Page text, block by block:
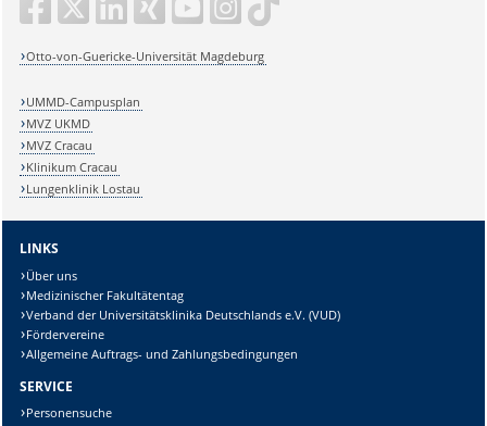
Otto-von-Guericke-Universität Magdeburg
UMMD-Campusplan
MVZ UKMD
MVZ Cracau
Klinikum Cracau
Lungenklinik Lostau
LINKS
Über uns
Medizinischer Fakultätentag
Verband der Universitätsklinika Deutschlands e.V. (VUD)
Fördervereine
Allgemeine Auftrags- und Zahlungsbedingungen
SERVICE
Personensuche